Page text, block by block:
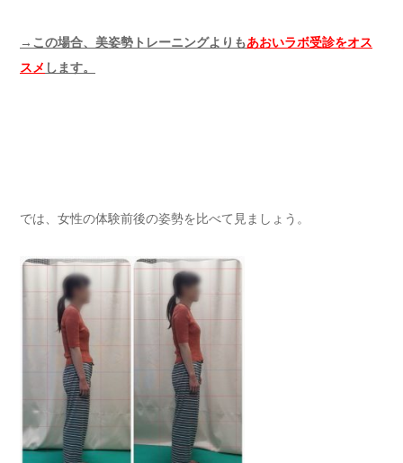
→この場合、美姿勢トレーニングよりもあおいラボ受診をオス
スメ します。
では、女性の体験前後の姿勢を比べて見ましょう。